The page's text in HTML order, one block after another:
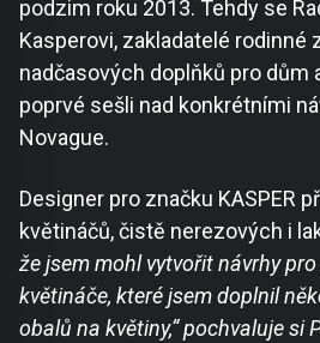
podzim roku 2013. Tehdy se
Kasperovi, zakladatelé rodinné
nadčasových doplňků pro dům
poprvé sešli nad konkrétními
Novague.
Designer pro značku KASPER
květináčů, čistě nerezových i
že jsem mohl vytvořit návrhy
květináče, které jsem doplnil
obalů na květiny,“ pochvaluje si